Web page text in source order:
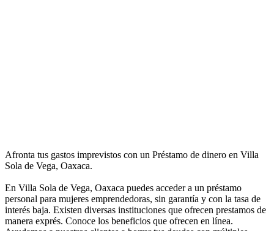
Afronta tus gastos imprevistos con un Préstamo de dinero en Villa
Sola de Vega, Oaxaca.
En Villa Sola de Vega, Oaxaca puedes acceder a un préstamo
personal para mujeres emprendedoras, sin garantía y con la tasa de
interés baja. Existen diversas instituciones que ofrecen prestamos de
manera exprés. Conoce los beneficios que ofrecen en línea.